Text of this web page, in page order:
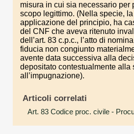
misura in cui sia necessario per
scopo legittimo. (Nella specie,
applicazione del principio, ha
del CNF che aveva ritenuto
dell’art. 83 c.p.c., l’atto di
fiducia non congiunto
avente data successiva alla
depositato contestualmente alla
all’impugnazione).
Articoli correlati
Art. 83 Codice proc. civile -